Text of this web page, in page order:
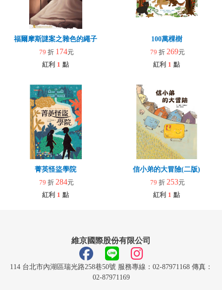
福爾摩斯謎案之雜色的繩子
79 折 174元
紅利 1 點
100萬棵樹
79 折 269元
紅利 1 點
菁英怪盜學院
79 折 284元
紅利 1 點
信小弟的大冒險(二版)
79 折 253元
紅利 1 點
維京國際股份有限公司
114 台北市內湖區瑞光路258巷50號 服務專線：02-87971168 傳真：
02-87971169